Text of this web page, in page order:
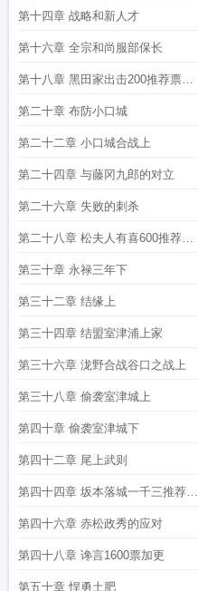
第十四章 战略和新人才
第十六章 全宗和尚服部保长
第十八章 黑田家出击200推荐票加
更
第二十章 布防小口城
第二十二章 小口城合战上
第二十四章 与藤冈九郎的对立
第二十六章 失败的刺杀
第二十八章 松夫人有喜600推荐加
更
第三十章 永禄三年下
第三十二章 结缘上
第三十四章 结盟室津浦上家
第三十六章 泷野合战谷口之战上
第三十八章 偷袭室津城上
第四十章 偷袭室津城下
第四十二章 尾上武则
第四十四章 坂本落城一千三推荐加
更
第四十六章 赤松政秀的应对
第四十八章 谗言1600票加更
第五十章 悍勇土肥